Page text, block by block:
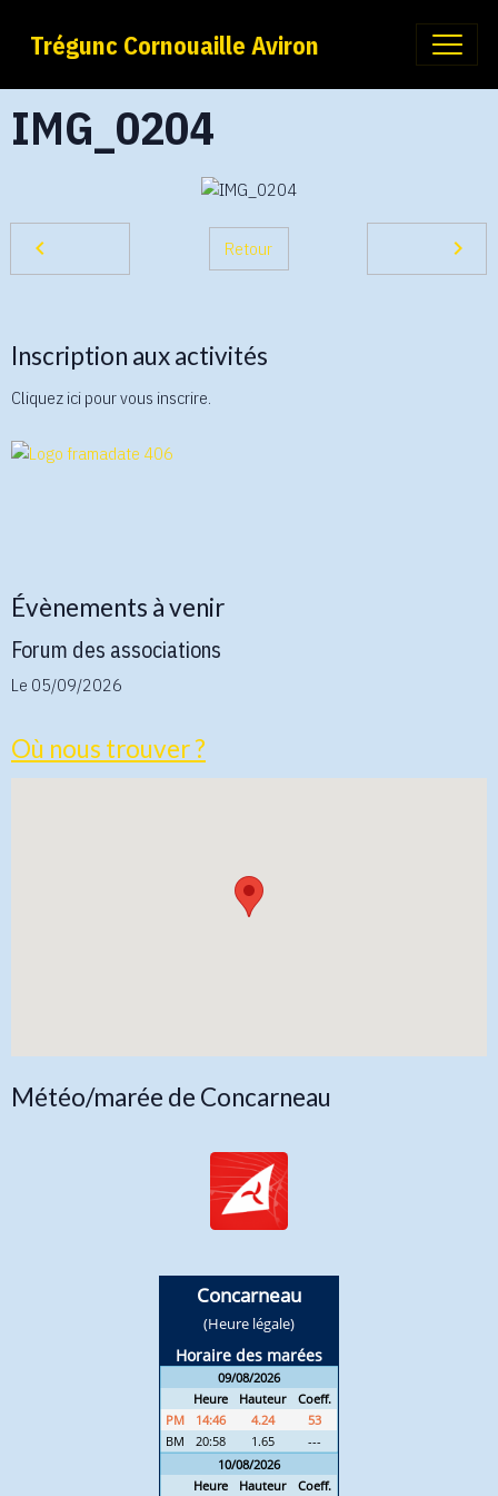
Trégunc Cornouaille Aviron
IMG_0204
Retour
Inscription aux activités
Cliquez ici pour vous inscrire.
Évènements à venir
Forum des associations
Le 05/09/2026
Où nous trouver ?
Météo/marée de Concarneau